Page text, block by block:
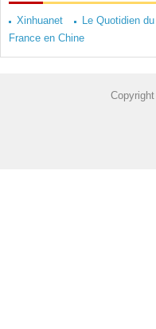
Xinhuanet Le Quotidien
France en Chine